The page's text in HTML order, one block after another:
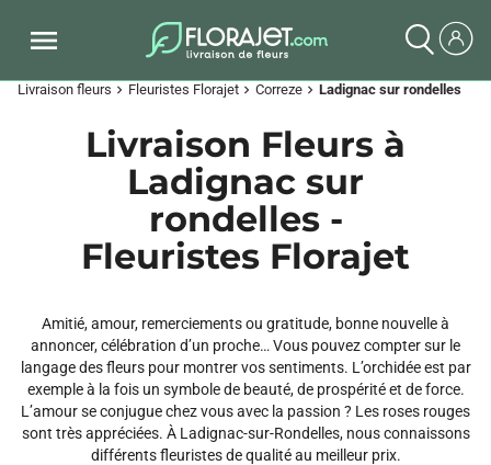
Livraison fleurs chevron_right Fleuristes Florajet chevron_right Correze chevron_right Ladignac sur rondelles
Livraison Fleurs à
Ladignac sur
rondelles -
Fleuristes Florajet
Amitié, amour, remerciements ou gratitude, bonne nouvelle à
annoncer, célébration d’un proche… Vous pouvez compter sur le
langage des fleurs pour montrer vos sentiments. L’orchidée est par
exemple à la fois un symbole de beauté, de prospérité et de force.
L’amour se conjugue chez vous avec la passion ? Les roses rouges
sont très appréciées. À Ladignac-sur-Rondelles, nous connaissons
différents fleuristes de qualité au meilleur prix.